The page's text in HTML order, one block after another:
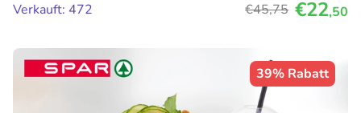
Verkauft: 472
€45,75 €22,50
39% Rabatt